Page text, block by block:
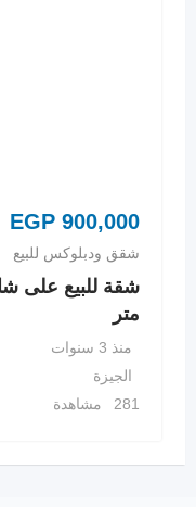
EGP 900,000
شقق ودبلوكس للبيع
متر
منذ 3 سنوات
الجيزة
281 مشاهدة